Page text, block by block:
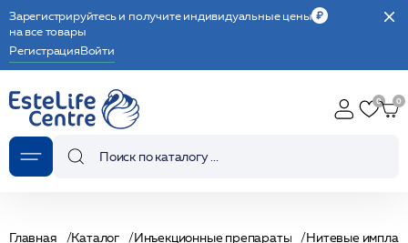
Зарегистрируйтесь и получите индивидуальные цены
на все товары
РегистрацияВойти
Главная Каталог Инъекционные препараты Нитевые